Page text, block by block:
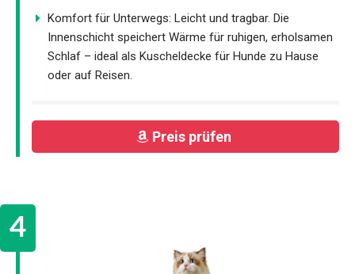
Komfort für Unterwegs: Leicht und tragbar. Die
Innenschicht speichert Wärme für ruhigen, erholsamen
Schlaf – ideal als Kuscheldecke für Hunde zu Hause
oder auf Reisen.
Preis prüfen